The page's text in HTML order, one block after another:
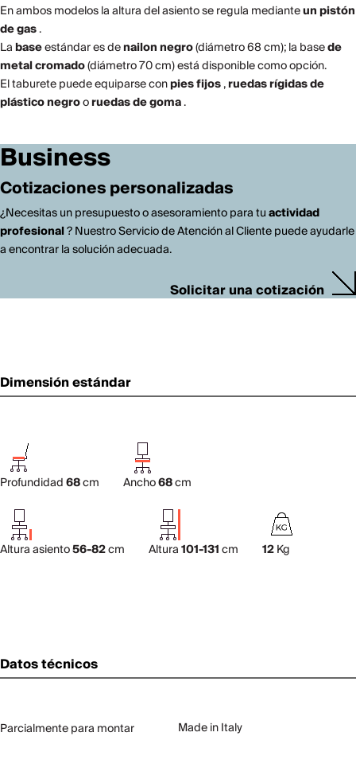
En ambos modelos la altura del asiento se regula medianteun pistón
de gas.
Labaseestándar es denailon negro(diámetro 68 cm); la basede
metal cromado(diámetro 70 cm) está disponible como opción.
El taburete puede equiparse conpies fijos,ruedas rígidas de
plástico negrooruedas de goma.
Business
Cotizaciones personalizadas
¿Necesitas un presupuesto o asesoramiento para tuactividad
profesional? Nuestro Servicio de Atención al Cliente puede ayudarle
a encontrar la solución adecuada.
Solicitar una cotización
Dimensión estándar
Profundidad68cm Ancho68cm
Altura asiento56-82cm Altura101-131cm 12Kg
Datos técnicos
Parcialmente para montar Made in Italy